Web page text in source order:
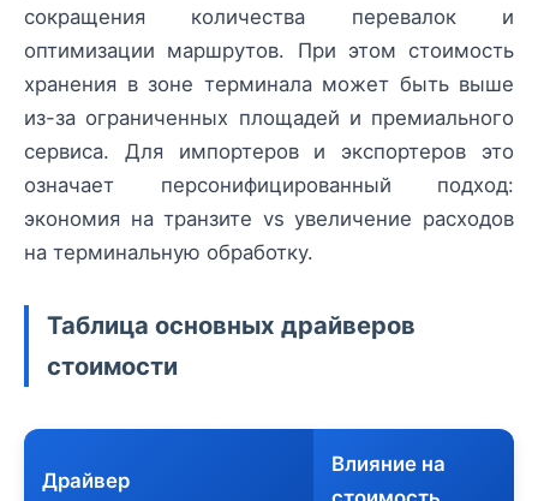
сокращения количества перевалок и
оптимизации маршрутов. При этом стоимость
хранения в зоне терминала может быть выше
из-за ограниченных площадей и премиального
сервиса. Для импортеров и экспортеров это
означает персонифицированный подход:
экономия на транзите vs увеличение расходов
на терминальную обработку.
Таблица основных драйверов
стоимости
Драйвер
Влияние на